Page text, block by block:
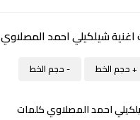
شيلكيلي احمد المصلاوي
+ حجم الخط - حجم الخط
احمد المصلاوي كلمات